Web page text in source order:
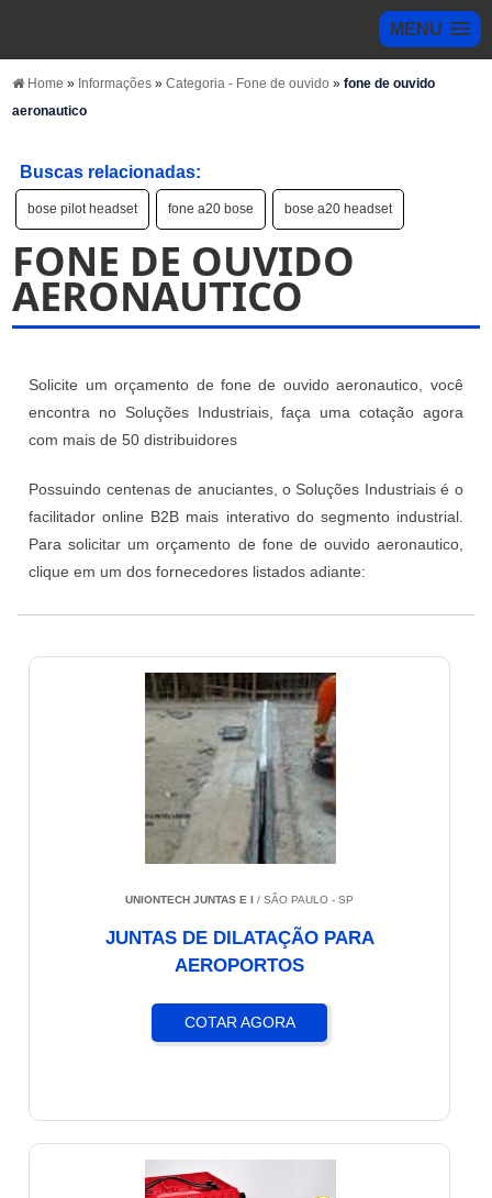
MENU
Home » Informações»Categoria - Fone de ouvido»fone de ouvido
aeronautico
Buscas relacionadas:
bose pilot headset fone a20 bose bose a20 headset
FONE DE OUVIDO
AERONAUTICO
Solicite um orçamento de fone de ouvido aeronautico, você
encontra no Soluções Industriais, faça uma cotação agora
com mais de 50 distribuidores
Possuindo centenas de anuciantes, o Soluções Industriais é o
facilitador online B2B mais interativo do segmento industrial.
Para solicitar um orçamento de fone de ouvido aeronautico,
clique em um dos fornecedores listados adiante:
UNIONTECH JUNTAS E I / SÃO PAULO - SP
JUNTAS DE DILATAÇÃO PARA
AEROPORTOS
COTAR AGORA